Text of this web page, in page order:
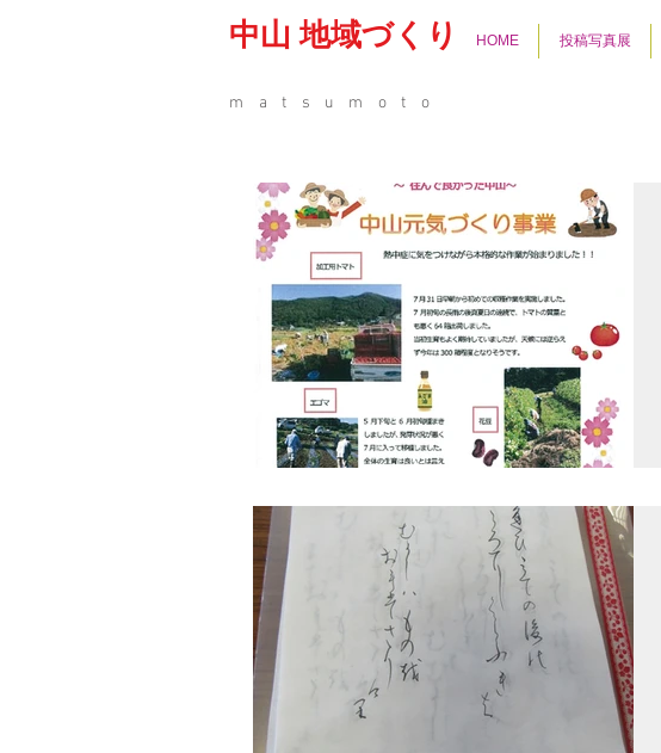
中山 地域づくり HOME 投稿写真展
matsumoto